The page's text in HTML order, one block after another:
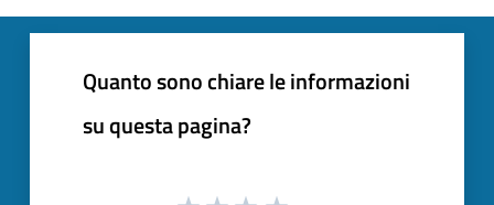
Quanto sono chiare le informazioni
su questa pagina?